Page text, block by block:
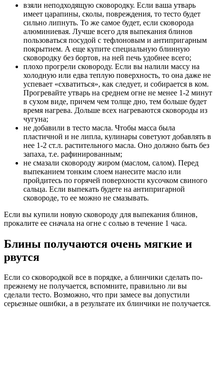
взяли неподходящую сковородку. Если ваша утварь
имеет царапины, сколы, повреждения, то тесто будет
сильно липнуть. То же самое будет, если сковорода
алюминиевая. Лучше всего для выпекания блинов
пользоваться посудой с тефлоновым и антипригарным
покрытием. А еще купите специальную блинную
сковородку без бортов, на ней печь удобнее всего;
плохо прогрели сковороду. Если вы налили массу на
холодную или едва теплую поверхность, то она даже не
успевает «схватиться», как следует, и собирается в ком.
Прогревайте утварь на среднем огне не менее 1-2 минут
в сухом виде, причем чем толще дно, тем больше будет
время нагрева. Дольше всех нагреваются сковороды из
чугуна;
не добавили в тесто масла. Чтобы масса была
пластичной и не липла, кулинары советуют добавлять в
нее 1-2 ст.л. растительного масла. Оно должно быть без
запаха, т.е. рафинированным;
не смазали сковороду жиром (маслом, салом). Перед
выпеканием тонким слоем нанесите масло или
пройдитесь по горячей поверхности кусочком свиного
сальца. Если выпекать будете на антипригарной
сковороде, то ее можно не смазывать.
Если вы купили новую сковороду для выпекания блинов,
прокалите ее сначала на огне с солью в течение 1 часа.
Блины получаются очень мягкие и
рвутся
Если со сковородкой все в порядке, а блинчики сделать по-
прежнему не получается, вспомните, правильно ли вы
сделали тесто. Возможно, что при замесе вы допустили
серьезные ошибки, а в результате их блинчики не получается.